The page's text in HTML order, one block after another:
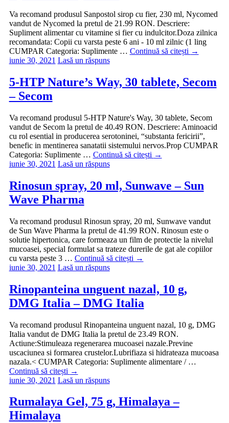
Va recomand produsul Sanpostol sirop cu fier, 230 ml, Nycomed
vandut de Nycomed la pretul de 21.99 RON. Descriere:
Supliment alimentar cu vitamine si fier cu indulcitor.Doza zilnica
recomandata: Copii cu varsta peste 6 ani - 10 ml zilnic (1 ling
CUMPAR Categoria: Suplimente … Continuă să citești →
iunie 30, 2021 Lasă un răspuns
5-HTP Nature’s Way, 30 tablete, Secom
– Secom
Va recomand produsul 5-HTP Nature's Way, 30 tablete, Secom
vandut de Secom la pretul de 40.49 RON. Descriere: Aminoacid
cu rol esential in producerea serotoninei, “substanta fericirii”,
benefic in mentinerea sanatatii sistemului nervos.Prop CUMPAR
Categoria: Suplimente … Continuă să citești →
iunie 30, 2021 Lasă un răspuns
Rinosun spray, 20 ml, Sunwave – Sun
Wave Pharma
Va recomand produsul Rinosun spray, 20 ml, Sunwave vandut
de Sun Wave Pharma la pretul de 41.99 RON. Rinosun este o
solutie hipertonica, care formeaza un film de protectie la nivelul
mucoasei, special formulat sa trateze durerile de gat ale copiilor
cu varsta peste 3 … Continuă să citești →
iunie 30, 2021 Lasă un răspuns
Rinopanteina unguent nazal, 10 g,
DMG Italia – DMG Italia
Va recomand produsul Rinopanteina unguent nazal, 10 g, DMG
Italia vandut de DMG Italia la pretul de 23.49 RON.
Actiune:Stimuleaza regenerarea mucoasei nazale.Previne
uscaciunea si formarea crustelor.Lubrifiaza si hidrateaza mucoasa
nazala.< CUMPAR Categoria: Suplimente alimentare / …
Continuă să citești →
iunie 30, 2021 Lasă un răspuns
Rumalaya Gel, 75 g, Himalaya –
Himalaya